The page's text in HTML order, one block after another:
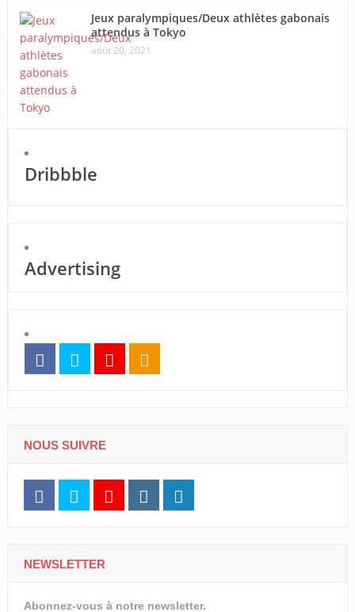
Jeux paralympiques/Deux athlètes gabonais
attendus à Tokyo
août 20, 2021
Dribbble
Advertising
NOUS SUIVRE
NEWSLETTER
Abonnez-vous à notre newsletter.